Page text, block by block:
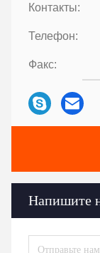
Контакты:
Телефон:
Факс:
Напишите